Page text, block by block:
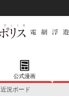
公式漫画
近況ボード